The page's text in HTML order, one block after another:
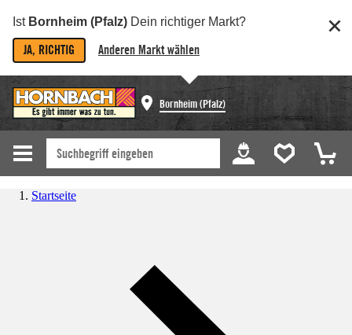
Ist Bornheim (Pfalz) Dein richtiger Markt?
JA, RICHTIG Anderen Markt wählen
Bornheim (Pfalz)
Startseite